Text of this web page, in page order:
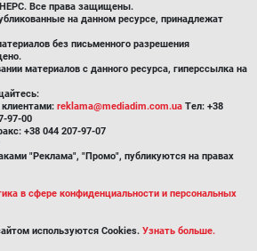
Все права защищены.
на данном ресурсе, принадлежат
без письменного разрешения
материалов с данного ресурса, гиперссылка на
reklama@mediadim.com.ua Тел: +38
97-00
+38 044 207-97-07
"Реклама", "Промо", публикуются на правах
в сфере конфиденциальности и персональных
используются Cookies. Узнать больше.